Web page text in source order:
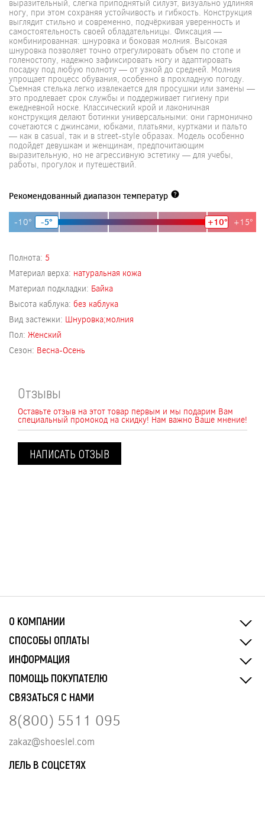
выразительный, слегка приподнятый силуэт, визуально удлиняя
ногу, при этом сохраняя устойчивость и гибкость. Конструкция
выглядит стильно и современно, подчёркивая уверенность и
самостоятельность своей обладательницы. Фиксация —
комбинированная: шнуровка и боковая молния. Высокая
шнуровка позволяет точно отрегулировать объем по стопе и
голеностопу, надежно зафиксировать ногу и адаптировать
посадку под любую полноту — от узкой до средней. Молния
упрощает процесс обувания, особенно в прохладную погоду.
Съемная стелька легко извлекается для просушки или замены —
это продлевает срок службы и поддерживает гигиену при
ежедневной носке. Классический крой и лаконичная
конструкция делают ботинки универсальными: они гармонично
сочетаются с джинсами, юбками, платьями, куртками и пальто
— как в casual, так и в street-style образах. Модель особенно
подойдет девушкам и женщинам, предпочитающим
выразительную, но не агрессивную эстетику — для учебы,
работы, прогулок и путешествий.
Рекомендованный диапазон температур
-10° -5° +10° +15°
Полнота: 5
Материал верха: натуральная кожа
Материал подкладки: Байка
Высота каблука: без каблука
Вид застежки: Шнуровка;молния
Пол: Женский
Сезон: Весна-Осень
Отзывы
Оставьте отзыв на этот товар первым и мы подарим Вам
специальный промокод на скидку! Нам важно Ваше мнение!
НАПИСАТЬ ОТЗЫВ
О КОМПАНИИ
СПОСОБЫ ОПЛАТЫ
ИНФОРМАЦИЯ
ПОМОЩЬ ПОКУПАТЕЛЮ
СВЯЗАТЬСЯ С НАМИ
8(800) 5511 095
zakaz@shoeslel.com
ЛЕЛЬ В СОЦСЕТЯХ